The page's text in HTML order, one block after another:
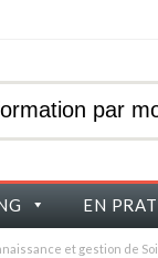
EN
et gestion de Soi